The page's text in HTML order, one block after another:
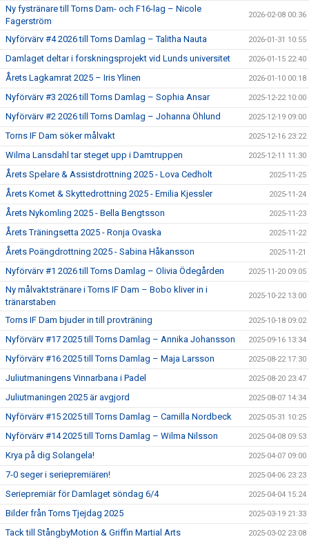
Ny fystränare till Torns Dam- och F16-lag – Nicole
Fagerström
2026-02-08 00:36
Nyförvärv #4 2026 till Torns Damlag – Talitha Nauta 2026-01-31 10:55
Damlaget deltar i forskningsprojekt vid Lunds universitet 2026-01-15 22:40
Årets Lagkamrat 2025 – Iris Ylinen 2026-01-10 00:18
Nyförvärv #3 2026 till Torns Damlag – Sophia Ansar 2025-12-22 10:00
Nyförvärv #2 2026 till Torns Damlag – Johanna Öhlund 2025-12-19 09:00
Torns IF Dam söker målvakt 2025-12-16 23:22
Wilma Lansdahl tar steget upp i Damtruppen 2025-12-11 11:30
Årets Spelare & Assistdrottning 2025 - Lova Cedholt 2025-11-25
Årets Komet & Skyttedrottning 2025 - Emilia Kjessler 2025-11-24
Årets Nykomling 2025 - Bella Bengtsson 2025-11-23
Årets Träningsetta 2025 - Ronja Ovaska 2025-11-22
Årets Poängdrottning 2025 - Sabina Håkansson 2025-11-21
Nyförvärv #1 2026 till Torns Damlag – Olivia Ödegården 2025-11-20 09:05
Ny målvaktstränare i Torns IF Dam – Bobo kliver in i
tränarstaben
2025-10-22 13:00
Torns IF Dam bjuder in till provträning 2025-10-18 09:02
Nyförvärv #17 2025 till Torns Damlag – Annika Johansson 2025-09-16 13:34
Nyförvärv #16 2025 till Torns Damlag – Maja Larsson 2025-08-22 17:30
Juliutmaningens Vinnarbana i Padel 2025-08-20 23:47
Juliutmaningen 2025 är avgjord 2025-08-07 14:34
Nyförvärv #15 2025 till Torns Damlag – Camilla Nordbeck 2025-05-31 10:25
Nyförvärv #14 2025 till Torns Damlag – Wilma Nilsson 2025-04-08 09:53
Krya på dig Solangela! 2025-04-07 09:00
7-0 seger i seriepremiären! 2025-04-06 23:23
Seriepremiär för Damlaget söndag 6/4 2025-04-04 15:24
Bilder från Torns Tjejdag 2025 2025-03-19 21:33
Tack till StångbyMotion & Griffin Martial Arts 2025-03-02 23:08